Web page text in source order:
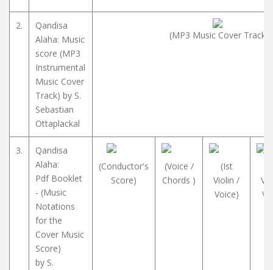
2.
Qandisa
Alaha: Music
score (MP3
Instrumental
Music Cover
Track) by S.
Sebastian
Ottaplackal
(MP3 Music Cover Track)
3.
Qandisa
Alaha:
Pdf Booklet
- (Music
Notations
for the
Cover Music
Score)
by S.
(Conductor's
Score)
(Voice /
Chords )
(Ist
Violin /
Voice)